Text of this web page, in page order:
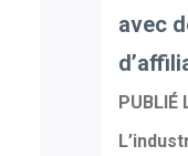
avec
PUBLIÉ